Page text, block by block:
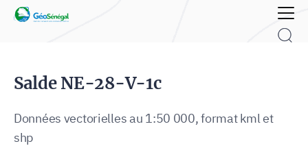
Rechercher :
Salde NE-28-V-1c
Données vectorielles au 1:50 000, format kml et
shp